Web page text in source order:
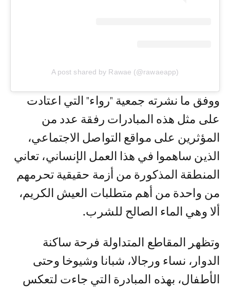
A post shared by Rawae (@rawaeapp)
ووفق ما نشرته جمعية "رواء" التي اعتادت
على مثل هذه المبادرات رفقة عدد من
المؤثرين على مواقع التواصل الاجتماعي،
الذين ساهموا في هذا العمل الإنساني، تعاني
المنطقة المذكورة من أزمة حقيقية تحرمهم
من واحدة من أهم متطلبات العيش الكريم،
ألا وهي الماء الصالح للشرب.
وتظهر المقاطع المتداولة فرحة ساكنة
الدوار، نساء ورجالا، شبانا وشيوخا وحتى
الأطفال، بهذه المبادرة التي جاءت لتعكس